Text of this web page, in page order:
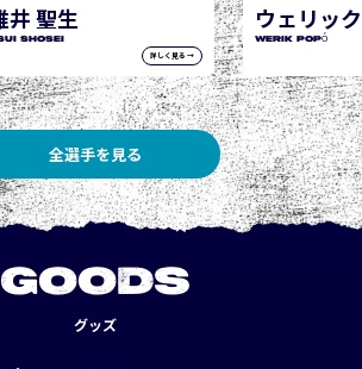
ェリック ポポ
POPÓ
詳しく見る →
全選手を見る
GOODS
グッズ